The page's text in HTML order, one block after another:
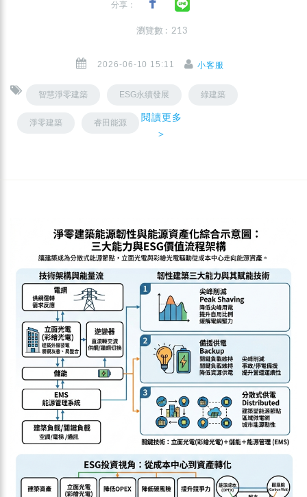
分享：
瀏覽數 : 213
2026-06-10 15:11 小客服
智慧淨零建築 ESG永續發展 綠建築
淨零建築 睿田能源
閱讀更多
＞